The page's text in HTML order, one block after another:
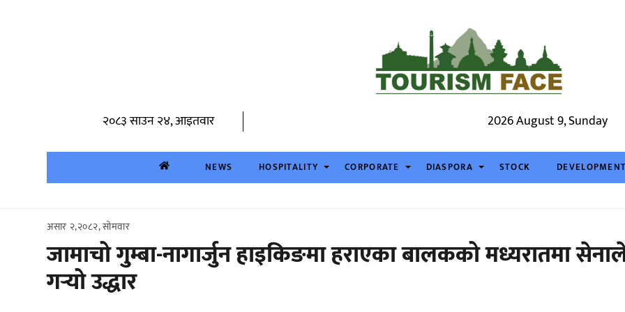
२०८३ साउन २४, आइतवार 2026 August 9, Sunday
NEWS HOSPITALITY CORPORATE DIASPORA STOCK DEVELOPMENT
असार २,२०८२, सोमवार
जामाचो गुम्बा-नागार्जुन हाइकिङमा हराएका बालकको मध्यरातमा
गर्‍यो उद्धार